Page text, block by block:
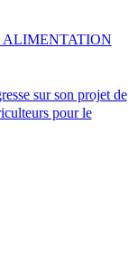
sur son projet de
pour le